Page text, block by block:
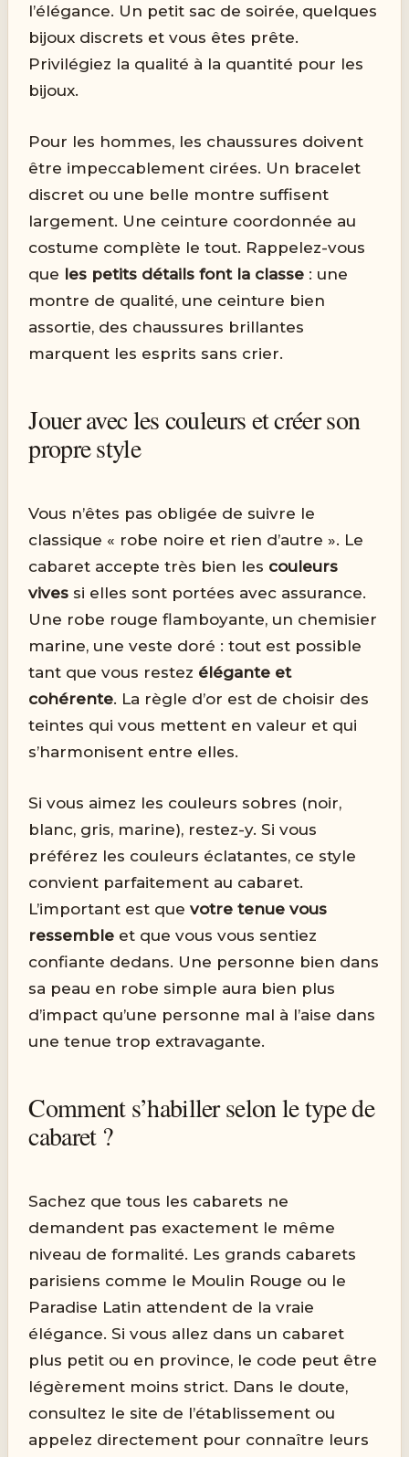
l’élégance. Un petit sac de soirée, quelques
bijoux discrets et vous êtes prête.
Privilégiez la qualité à la quantité pour les
bijoux.
Pour les hommes, les chaussures doivent
être impeccablement cirées. Un bracelet
discret ou une belle montre suffisent
largement. Une ceinture coordonnée au
costume complète le tout. Rappelez-vous
que les petits détails font la classe : une
montre de qualité, une ceinture bien
assortie, des chaussures brillantes
marquent les esprits sans crier.
Jouer avec les couleurs et créer son
propre style
Vous n’êtes pas obligée de suivre le
classique « robe noire et rien d’autre ». Le
cabaret accepte très bien les couleurs
vives si elles sont portées avec assurance.
Une robe rouge flamboyante, un chemisier
marine, une veste doré : tout est possible
tant que vous restez élégante et
cohérente. La règle d’or est de choisir des
teintes qui vous mettent en valeur et qui
s’harmonisent entre elles.
Si vous aimez les couleurs sobres (noir,
blanc, gris, marine), restez-y. Si vous
préférez les couleurs éclatantes, ce style
convient parfaitement au cabaret.
L’important est quevotre tenue vous
ressemble et que vous vous sentiez
confiante dedans. Une personne bien dans
sa peau en robe simple aura bien plus
d’impact qu’une personne mal à l’aise dans
une tenue trop extravagante.
Comment s’habiller selon le type de
cabaret ?
Sachez que tous les cabarets ne
demandent pas exactement le même
niveau de formalité. Les grands cabarets
parisiens comme le Moulin Rouge ou le
Paradise Latin attendent de la vraie
élégance. Si vous allez dans un cabaret
plus petit ou en province, le code peut être
légèrement moins strict. Dans le doute,
consultez le site de l’établissement ou
appelez directement pour connaître leurs